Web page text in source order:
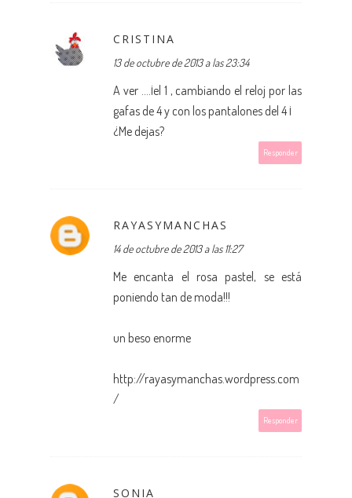
CRISTINA
13 de octubre de 2013 a las 23:34
A ver ....¡el 1 , cambiando el reloj por las
gafas de 4 y con los pantalones del 4 ¡
¿Me dejas?
Responder
RAYASYMANCHAS
14 de octubre de 2013 a las 11:27
Me encanta el rosa pastel, se está
poniendo tan de moda!!!
un beso enorme
http://rayasymanchas.wordpress.com
/
Responder
SONIA